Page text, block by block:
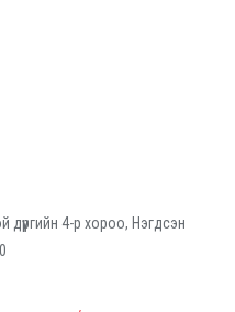
4-р хороо, Нэгдсэн